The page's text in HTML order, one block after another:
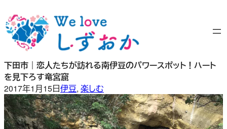
容
を
ッ
プ
下田市｜恋人たちが訪れる南伊豆のパワースポット！ハート
を見下ろす竜宮窟
2017年1月15日伊豆, 楽しむ